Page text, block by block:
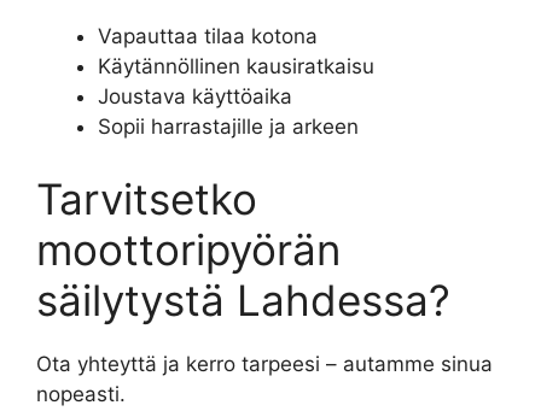
Vapauttaa tilaa kotona
Käytännöllinen kausiratkaisu
Joustava käyttöaika
Sopii harrastajille ja arkeen
Tarvitsetko
moottoripyörän
säilytystä Lahdessa?
Ota yhteyttä ja kerro tarpeesi – autamme sinua
nopeasti.